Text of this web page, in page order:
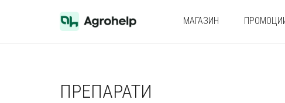
МАГАЗИН
ПРЕПАРАТИ